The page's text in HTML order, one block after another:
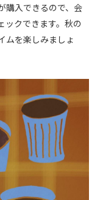
購入できるので、会
ックできます。秋の
ムを楽しみましょ